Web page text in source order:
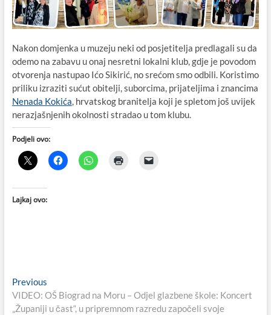
Nakon domjenka u muzeju neki od posjetitelja predlagali su da
odemo na zabavu u onaj nesretni lokalni klub, gdje je povodom
otvorenja nastupao Ićo Sikirić, no srećom smo odbili. Koristimo
priliku izraziti sućut obitelji, suborcima, prijateljima i znancima
Nenada Kokića, hrvatskog branitelja koji je spletom još uvijek
nerazjašnjenih okolnosti stradao u tom klubu.
Podjeli ovo:
Lajkaj ovo:
Navigacija
objava
PreviousPrevious
post:
VIDEO: OŠ Biograd na Moru – Odjel glazbene škole: Koncert
„Županiji u čast“, u pripremnom razredu započeli svoje